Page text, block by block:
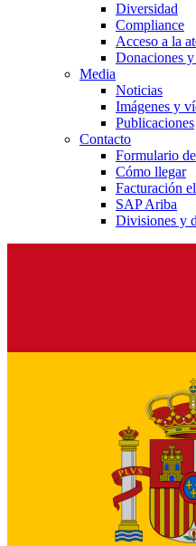
Diversidad
Compliance
Acceso a la
Donaciones
Media
Noticias
Imágenes y
Publicaciones
Contacto
Formulario
Cómo llegar
Facturación
SAP Ariba
Divisiones y